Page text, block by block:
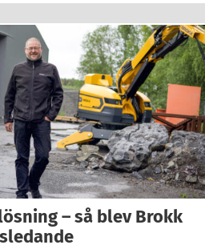
– så blev Brokk